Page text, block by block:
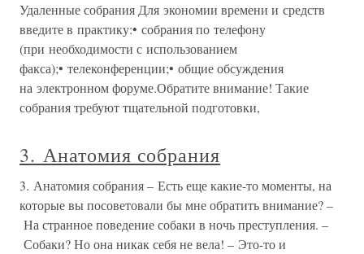
Удаленные собрания Для экономии времени и средств
введите в практику:• собрания по телефону
(при необходимости с использованием
факса);• телеконференции;• общие обсуждения
на электронном форуме.Обратите внимание! Такие
собрания требуют тщательной подготовки,
3. Анатомия собрания
3. Анатомия собрания – Есть еще какие-то моменты, на
которые вы посоветовали бы мне обратить внимание? –
На странное поведение собаки в ночь преступления. –
Собаки? Но она никак себя не вела! – Это-то и